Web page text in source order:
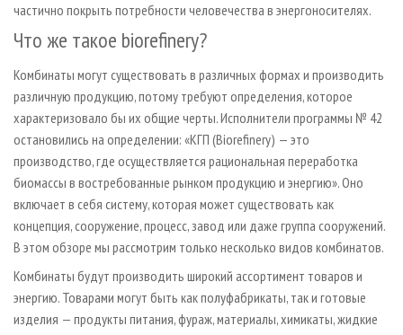
частично покрыть потребности человечества в энергоносителях.
Что же такое biorefinery?
Комбинаты могут существовать в различных формах и производить
различную продукцию, потому требуют определения, которое
характеризовало бы их общие черты. Исполнители программы № 42
остановились на определении: «КГП (Biorefinery) — это
производство, где осуществляется рациональная переработка
биомассы в востребованные рынком продукцию и энергию». Оно
включает в себя систему, которая может существовать как
концепция, сооружение, процесс, завод или даже группа сооружений.
В этом обзоре мы рассмотрим только несколько видов комбинатов.
Комбинаты будут производить широкий ассортимент товаров и
энергию. Товарами могут быть как полуфабрикаты, так и готовые
изделия — продукты питания, фураж, материалы, химикаты, жидкие